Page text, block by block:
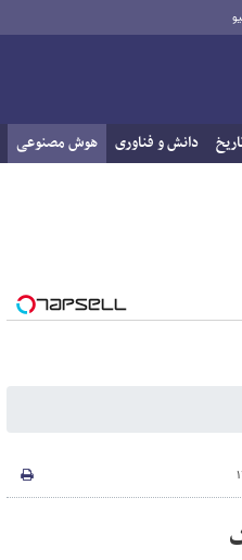
دانش و فناوری هوش مصنوعی